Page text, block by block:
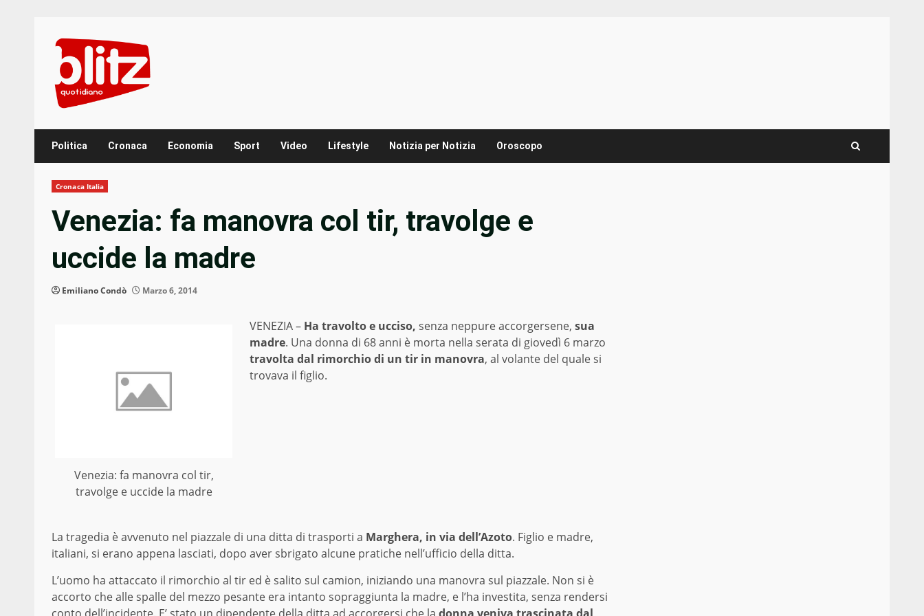
content
Politica Cronaca Economia Sport Video Lifestyle Notizia per Notizia Oroscopo
Cronaca Italia
Venezia: fa manovra col tir, travolge e
uccide la madre
Emiliano Condò Marzo 6, 2014
Venezia: fa manovra col tir,
travolge e uccide la madre
VENEZIA – Ha travolto e ucciso, senza neppure accorgersene, sua
madre. Una donna di 68 anni è morta nella serata di giovedì 6 marzo
travolta dal rimorchio di un tir in manovra, al volante del quale si
trovava il figlio.
La tragedia è avvenuto nel piazzale di una ditta di trasporti a Marghera, in via dell’Azoto. Figlio e madre,
italiani, si erano appena lasciati, dopo aver sbrigato alcune pratiche nell’ufficio della ditta.
L’uomo ha attaccato il rimorchio al tir ed è salito sul camion, iniziando una manovra sul piazzale. Non si è
accorto che alle spalle del mezzo pesante era intanto sopraggiunta la madre, e l’ha investita, senza rendersi